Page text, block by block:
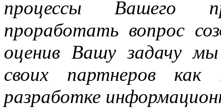
процессы Вашего
проработать вопрос
оценив Вашу задачу
своих партнеров
разработке